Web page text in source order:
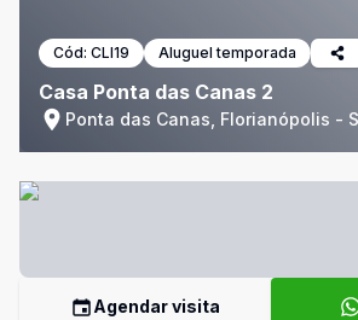
Cód: CLI19 Aluguel temporada
Casa Ponta das Canas 2
Ponta das Canas, Florianópolis -
Agendar visita